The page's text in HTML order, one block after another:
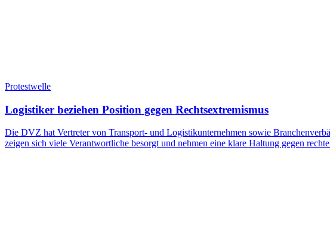
Protestwelle
Logistiker beziehen Position gegen Rechtsextremismus
Die DVZ hat Vertreter von Transport- und Logistikunternehmen sowie
zeigen sich viele Verantwortliche besorgt und nehmen eine klare Haltung gegen